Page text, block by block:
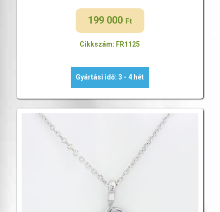
199 000 Ft
Cikkszám: FR1125
Gyártási idő: 3 - 4 hét